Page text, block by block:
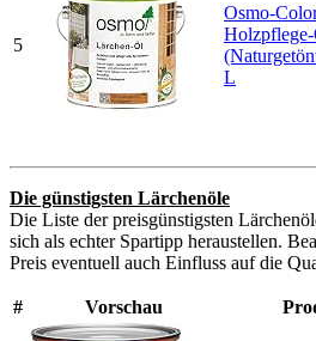
5
Osmo-
L
Die günstigsten Lärchenöle
Die Liste der preisgünstigsten
sich als echter Spartipp heraustellen.
Preis eventuell auch Einfluss auf die
# Vorschau